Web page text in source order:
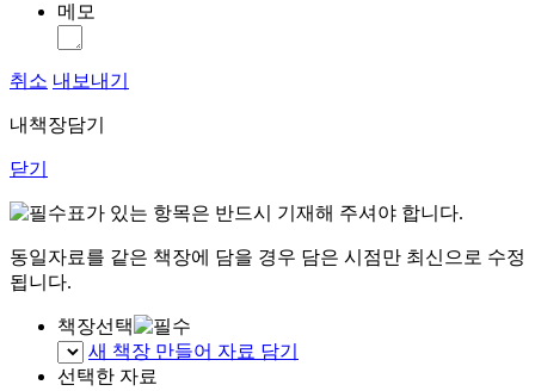
메모
취소 내보내기
내책장담기
닫기
표가 있는 항목은 반드시 기재해 주셔야 합니다.
동일자료를 같은 책장에 담을 경우 담은 시점만 최신으로 수정
됩니다.
책장선택
새 책장 만들어 자료 담기
선택한 자료